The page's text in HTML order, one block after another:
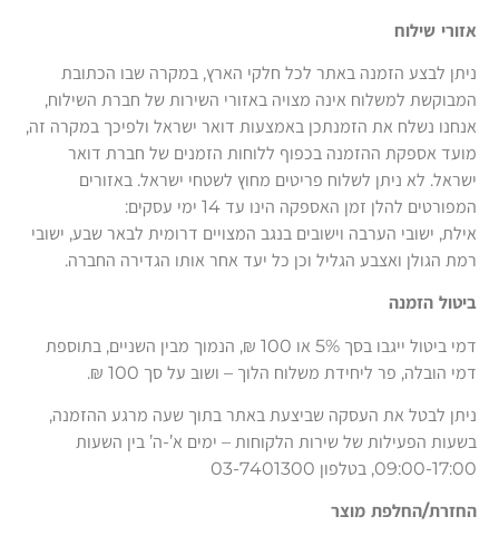
אזורי שילוח
ניתן לבצע הזמנה באתר לכל חלקי הארץ, במקרה שבו הכתובת
המבוקשת למשלוח אינה מצויה באזורי השירות של חברת השילוח,
אנחנו נשלח את הזמנתכן באמצעות דואר ישראל ולפיכך במקרה זה,
מועד אספקת ההזמנה בכפוף ללוחות הזמנים של חברת דואר
ישראל. לא ניתן לשלוח פריטים מחוץ לשטחי ישראל. באזורים
המפורטים להלן זמן האספקה הינו עד 14 ימי עסקים:
אילת, ישובי הערבה וישובים בנגב המצויים דרומית לבאר שבע, ישובי
רמת הגולן ואצבע הגליל וכן כל יעד אחר אותו הגדירה החברה.
ביטול הזמנה
דמי ביטול ייגבו בסך 5% או 100 ₪, הנמוך מבין השניים, בתוספת
דמי הובלה, פר ליחידת משלוח הלוך – ושוב על סך 100 ₪.
ניתן לבטל את העסקה שביצעת באתר בתוך שעה מרגע ההזמנה,
בשעות הפעילות של שירות הלקוחות – ימים א’-ה’ בין השעות
09:00-17:00, בטלפון 03-7401300
החזרת/החלפת מוצר